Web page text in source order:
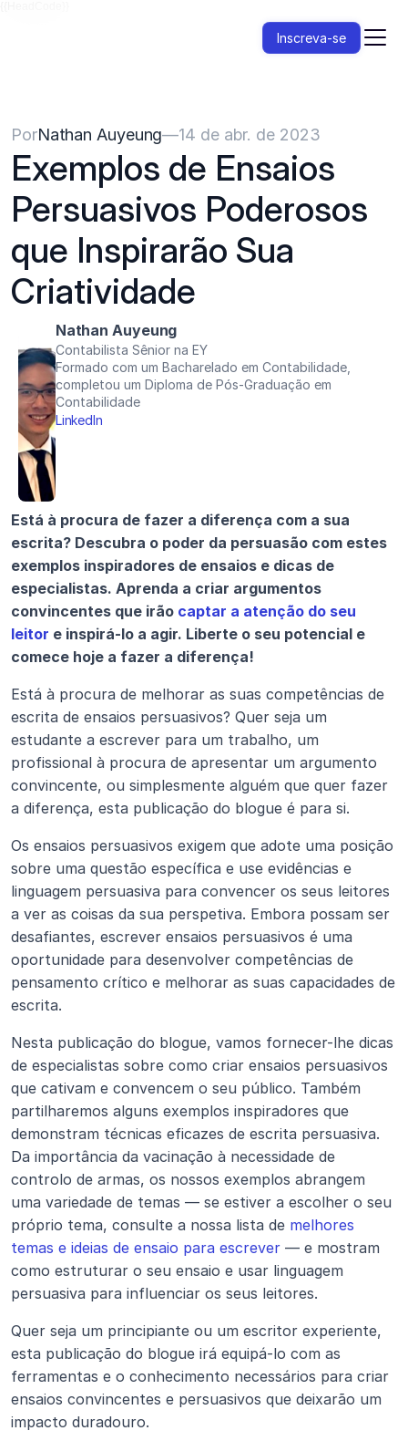
Inscreva-se
PorNathan Auyeung—14 de abr. de 2023
Exemplos de Ensaios
Persuasivos Poderosos
que Inspirarão Sua
Criatividade
Nathan Auyeung
Contabilista Sênior na EY
Formado com um Bacharelado em Contabilidade,
completou um Diploma de Pós-Graduação em
Contabilidade
LinkedIn
Está à procura de fazer a diferença com a sua
escrita? Descubra o poder da persuasão com estes
exemplos inspiradores de ensaios e dicas de
especialistas. Aprenda a criar argumentos
convincentes que irão captar a atenção do seu
leitor e inspirá-lo a agir. Liberte o seu potencial e
comece hoje a fazer a diferença!
Está à procura de melhorar as suas competências de
escrita de ensaios persuasivos? Quer seja um
estudante a escrever para um trabalho, um
profissional à procura de apresentar um argumento
convincente, ou simplesmente alguém que quer fazer
a diferença, esta publicação do blogue é para si.
Os ensaios persuasivos exigem que adote uma posição
sobre uma questão específica e use evidências e
linguagem persuasiva para convencer os seus leitores
a ver as coisas da sua perspetiva. Embora possam ser
desafiantes, escrever ensaios persuasivos é uma
oportunidade para desenvolver competências de
pensamento crítico e melhorar as suas capacidades de
escrita.
Nesta publicação do blogue, vamos fornecer-lhe dicas
de especialistas sobre como criar ensaios persuasivos
que cativam e convencem o seu público. Também
partilharemos alguns exemplos inspiradores que
demonstram técnicas eficazes de escrita persuasiva.
Da importância da vacinação à necessidade de
controlo de armas, os nossos exemplos abrangem
uma variedade de temas — se estiver a escolher o seu
próprio tema, consulte a nossa lista de melhores
temas e ideias de ensaio para escrever — e mostram
como estruturar o seu ensaio e usar linguagem
persuasiva para influenciar os seus leitores.
Quer seja um principiante ou um escritor experiente,
esta publicação do blogue irá equipá-lo com as
ferramentas e o conhecimento necessários para criar
ensaios convincentes e persuasivos que deixarão um
impacto duradouro.